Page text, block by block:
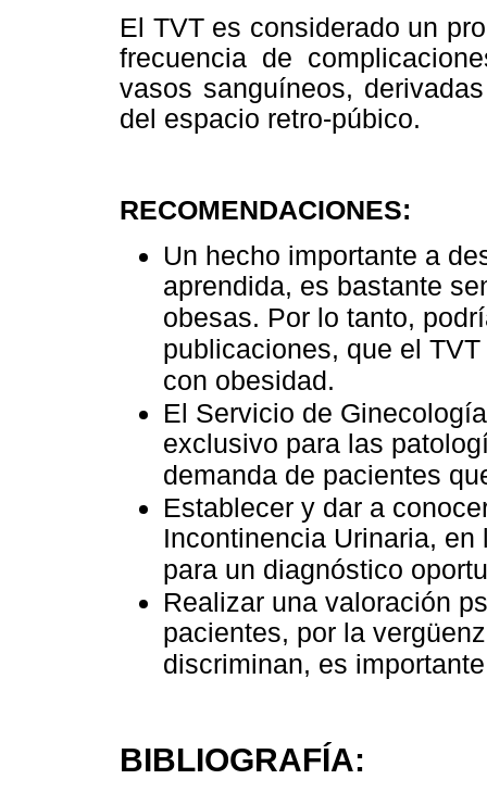
El TVT es considerado un
frecuencia de
vasos sanguíneos,
del espacio retro-púbico.
RECOMENDACIONES:
Un hecho importante a
aprendida, es bastante
obesas. Por lo tanto,
publicaciones, que el
con obesidad.
El Servicio de
exclusivo para las
demanda de pacientes
Establecer y dar a
Incontinencia Urinaria,
para un diagnóstico
Realizar una valoración
pacientes, por la
discriminan, es
BIBLIOGRAFÍA: